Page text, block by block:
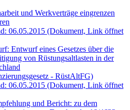
und Werkverträge eingrenzen
06.05.2015 (Dokument, Link öffnet
Entwurf eines Gesetzes über die
von Rüstungsaltlasten in der
- RüstAltFG)
06.05.2015 (Dokument, Link öffnet
und Bericht: zu dem